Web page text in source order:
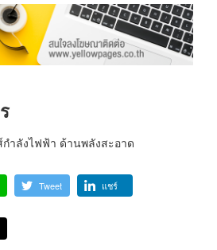
ำลังไฟฟ้า ด้านพลังสะอาด
Tweet แชร์